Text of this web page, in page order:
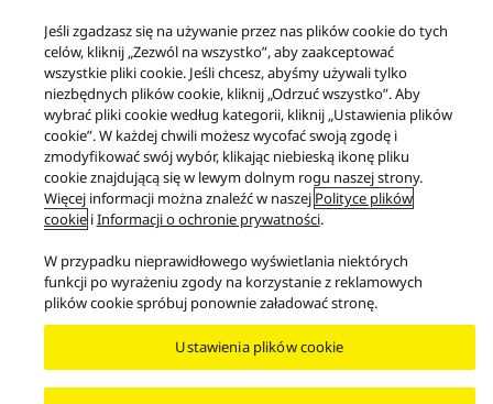
Produkty
Klasa Premium
Najwyższej jakości system muzyczny typu all-in-one OTTAVA™ f
Facebook X YouTube
Instagram
Warunki korzystania z serwisu
Polityka prywatności
Kontakt
Polityka plików cookie
Ułatwienia dostępu
Ustawa UE o danych
PRAWNY OBOWIĄZEK ZAPEWNIENIA ZGODNOŚCI TOWARU Z UMOWĄ
Area/Country
Copyright © 2026 Panasonic Marketing Europe GmbH
Wszystkie prawa zastrzeżone.
Jeśli zgadzasz się na używanie przez nas plików cookie do tych
celów, kliknij „Zezwól na wszystko”, aby zaakceptować
wszystkie pliki cookie. Jeśli chcesz, abyśmy używali tylko
niezbędnych plików cookie, kliknij „Odrzuć wszystko”. Aby
wybrać pliki cookie według kategorii, kliknij „Ustawienia plików
cookie”. W każdej chwili możesz wycofać swoją zgodę i
zmodyfikować swój wybór, klikając niebieską ikonę pliku
cookie znajdującą się w lewym dolnym rogu naszej strony.
Więcej informacji można znaleźć w naszej Polityce plików
cookieiInformacji o ochronie prywatności.
W przypadku nieprawidłowego wyświetlania niektórych
funkcji po wyrażeniu zgody na korzystanie z reklamowych
plików cookie spróbuj ponownie załadować stronę.
Ustawienia plików cookie